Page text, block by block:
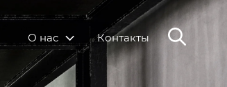
О нас Контакты